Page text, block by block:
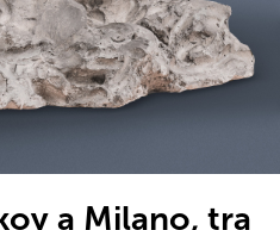
a Milano, tra